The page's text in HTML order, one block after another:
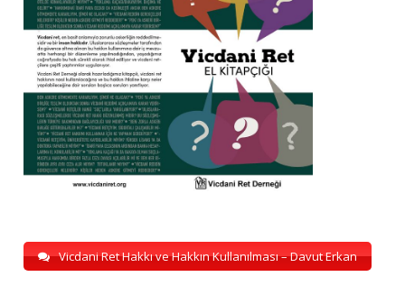
Vicdani Ret Hakkı ve Hakkın Kullanılması – Davut Erkan